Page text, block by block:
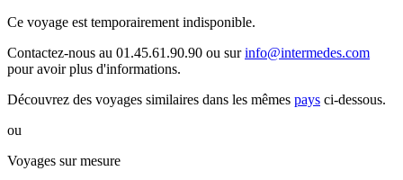
Ce voyage est temporairement indisponible.
Contactez-nous au 01.45.61.90.90 ou surinfo@intermedes.com
pour avoir plus d'informations.
Découvrez des voyages similaires dans les mêmes pays ci-dessous.
ou
Voyages sur mesure